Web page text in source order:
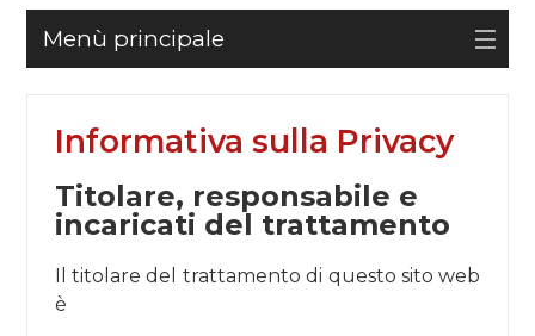
Menù principale
Informativa sulla Privacy
Titolare, responsabile e
incaricati del trattamento
Il titolare del trattamento di questo sito web
è